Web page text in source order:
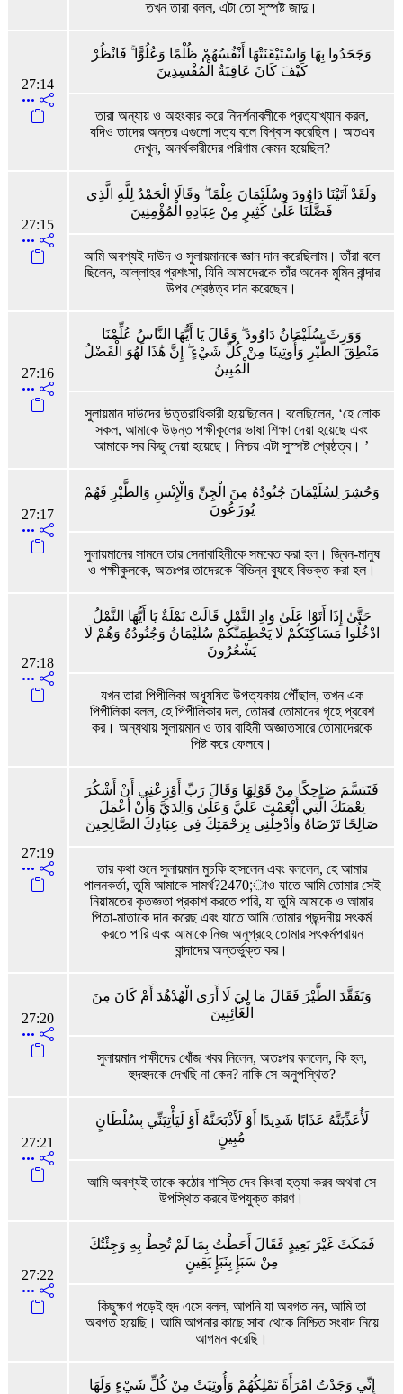
তখন তারা বলল, এটা তো সুস্পষ্ট জাদু।
27:14
وَجَحَدُوا بِهَا وَاسْتَيْقَنَتْهَا أَنْفُسُهُمْ ظُلْمًا وَعُلُوًّا ۚ فَانْظُرْ
كَيْفَ كَانَ عَاقِبَةُ الْمُفْسِدِينَ
তারা অন্যায় ও অহংকার করে নিদর্শনাবলীকে প্রত্যাখ্যান করল,
যদিও তাদের অন্তর এগুলো সত্য বলে বিশ্বাস করেছিল। অতএব
দেখুন, অনর্থকারীদের পরিণাম কেমন হয়েছিল?
27:15
وَلَقَدْ آتَيْنَا دَاوُودَ وَسُلَيْمَانَ عِلْمًا ۖ وَقَالَا الْحَمْدُ لِلَّهِ الَّذِي
فَضَّلَنَا عَلَىٰ كَثِيرٍ مِنْ عِبَادِهِ الْمُؤْمِنِينَ
আমি অবশ্যই দাউদ ও সুলায়মানকে জ্ঞান দান করেছিলাম। তাঁরা বলে
ছিলেন, আল্লাহর প্রশংসা, যিনি আমাদেরকে তাঁর অনেক মুমিন বান্দার
উপর শ্রেষ্ঠত্ব দান করেছেন।
27:16
وَوَرِثَ سُلَيْمَانُ دَاوُودَ ۖ وَقَالَ يَا أَيُّهَا النَّاسُ عُلِّمْنَا
مَنْطِقَ الطَّيْرِ وَأُوتِينَا مِنْ كُلِّ شَيْءٍ ۖ إِنَّ هَٰذَا لَهُوَ الْفَضْلُ
الْمُبِينُ
সুলায়মান দাউদের উত্তরাধিকারী হয়েছিলেন। বলেছিলেন, ‘হে লোক
সকল, আমাকে উড়ন্ত পক্ষীকূলের ভাষা শিক্ষা দেয়া হয়েছে এবং
আমাকে সব কিছু দেয়া হয়েছে। নিশ্চয় এটা সুস্পষ্ট শ্রেষ্ঠত্ব। ’
27:17
وَحُشِرَ لِسُلَيْمَانَ جُنُودُهُ مِنَ الْجِنِّ وَالْإِنْسِ وَالطَّيْرِ فَهُمْ
يُوزَعُونَ
সুলায়মানের সামনে তার সেনাবাহিনীকে সমবেত করা হল। জ্বিন-মানুষ
ও পক্ষীকুলকে, অতঃপর তাদেরকে বিভিন্ন ব্যূহে বিভক্ত করা হল।
27:18
حَتَّىٰ إِذَا أَتَوْا عَلَىٰ وَادِ النَّمْلِ قَالَتْ نَمْلَةٌ يَا أَيُّهَا النَّمْلُ
ادْخُلُوا مَسَاكِنَكُمْ لَا يَحْطِمَنَّكُمْ سُلَيْمَانُ وَجُنُودُهُ وَهُمْ لَا
يَشْعُرُونَ
যখন তারা পিপীলিকা অধ্যূষিত উপত্যকায় পৌঁছাল, তখন এক
পিপীলিকা বলল, হে পিপীলিকার দল, তোমরা তোমাদের গৃহে প্রবেশ
কর। অন্যথায় সুলায়মান ও তার বাহিনী অজ্ঞাতসারে তোমাদেরকে
পিষ্ট করে ফেলবে।
27:19
فَتَبَسَّمَ ضَاحِكًا مِنْ قَوْلِهَا وَقَالَ رَبِّ أَوْزِعْنِي أَنْ أَشْكُرَ
نِعْمَتَكَ الَّتِي أَنْعَمْتَ عَلَيَّ وَعَلَىٰ وَالِدَيَّ وَأَنْ أَعْمَلَ
صَالِحًا تَرْضَاهُ وَأَدْخِلْنِي بِرَحْمَتِكَ فِي عِبَادِكَ الصَّالِحِينَ
তার কথা শুনে সুলায়মান মুচকি হাসলেন এবং বললেন, হে আমার
পালনকর্তা, তুমি আমাকে সামর্থ?2470;াও যাতে আমি তোমার সেই
নিয়ামতের কৃতজ্ঞতা প্রকাশ করতে পারি, যা তুমি আমাকে ও আমার
পিতা-মাতাকে দান করেছ এবং যাতে আমি তোমার পছন্দনীয় সৎকর্ম
করতে পারি এবং আমাকে নিজ অনুগ্রহে তোমার সৎকর্মপরায়ন
বান্দাদের অন্তর্ভুক্ত কর।
27:20
وَتَفَقَّدَ الطَّيْرَ فَقَالَ مَا لِيَ لَا أَرَى الْهُدْهُدَ أَمْ كَانَ مِنَ
الْغَائِبِينَ
সুলায়মান পক্ষীদের খোঁজ খবর নিলেন, অতঃপর বললেন, কি হল,
হুদহুদকে দেখছি না কেন? নাকি সে অনুপস্থিত?
27:21
لَأُعَذِّبَنَّهُ عَذَابًا شَدِيدًا أَوْ لَأَذْبَحَنَّهُ أَوْ لَيَأْتِيَنِّي بِسُلْطَانٍ
مُبِينٍ
আমি অবশ্যই তাকে কঠোর শাস্তি দেব কিংবা হত্যা করব অথবা সে
উপস্থিত করবে উপযুক্ত কারণ।
27:22
فَمَكَثَ غَيْرَ بَعِيدٍ فَقَالَ أَحَطْتُ بِمَا لَمْ تُحِطْ بِهِ وَجِئْتُكَ
مِنْ سَبَإٍ بِنَبَإٍ يَقِينٍ
কিছুক্ষণ পড়েই হুদ এসে বলল, আপনি যা অবগত নন, আমি তা
অবগত হয়েছি। আমি আপনার কাছে সাবা থেকে নিশ্চিত সংবাদ নিয়ে
আগমন করেছি।
إِنِّي وَجَدْتُ امْرَأَةً تَمْلِكُهُمْ وَأُوتِيَتْ مِنْ كُلِّ شَيْءٍ وَلَهَا